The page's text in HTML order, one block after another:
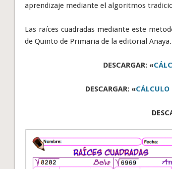
aprendizaje mediante el algoritmos
Las raíces cuadradas mediante este
de Quinto de Primaria de la editorial Anaya.
DESCARGAR: «
DESCARGAR: «CÁLCULO